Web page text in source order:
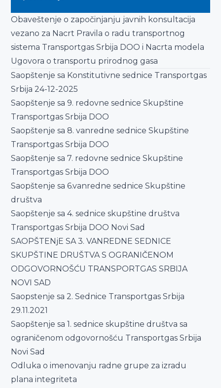
Obaveštenje o započinjanju javnih konsultacija
vezano za Nacrt Pravila o radu transportnog
sistema Transportgas Srbija DOO i Nacrta modela
Ugovora o transportu prirodnog gasa
Saopštenje sa Konstitutivne sednice Transportgas
Srbija 24-12-2025
Saopštenje sa 9. redovne sednice Skupštine
Transportgas Srbija DOO
Saopštenje sa 8. vanredne sednice Skupštine
Transportgas Srbija DOO
Saopštenje sa 7. redovne sednice Skupštine
Transportgas Srbija DOO
Saopštenje sa 6.vanredne sednice Skupštine
društva
Saopštenje sa 4. sednice skupštine društva
Transportgas Srbija DOO Novi Sad
SAOPŠTENjE SA 3. VANREDNE SEDNICE
SKUPŠTINE DRUŠTVA S OGRANIČENOM
ODGOVORNOŠĆU TRANSPORTGAS SRBIJA
NOVI SAD
Saopstenje sa 2. Sednice Transportgas Srbija
29.11.2021
Saopštenje sa 1. sednice skupštine društva sa
ograničenom odgovornošću Transportgas Srbija
Novi Sad
Odluka o imenovanju radne grupe za izradu
plana integriteta